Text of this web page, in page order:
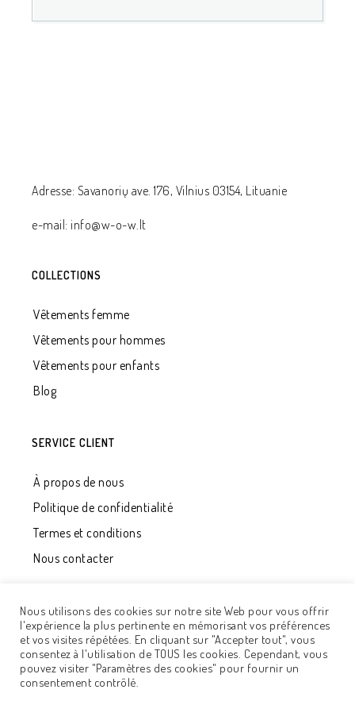
Adresse: Savanorių ave. 176, Vilnius 03154, Lituanie
e-mail: info@w-o-w.lt
COLLECTIONS
Vêtements femme
Vêtements pour hommes
Vêtements pour enfants
Blog
SERVICE CLIENT
À propos de nous
Politique de confidentialité
Termes et conditions
Nous contacter
© 2020 - UAB "Développement Qualité". Tous les droits
sont réservés. Solution
Nous utilisons des cookies sur notre site Web pour vous offrir
l'expérience la plus pertinente en mémorisant vos préférences
et vos visites répétées. En cliquant sur "Accepter tout", vous
consentez à l'utilisation de TOUS les cookies. Cependant, vous
pouvez visiter "Paramètres des cookies" pour fournir un
consentement contrôlé.